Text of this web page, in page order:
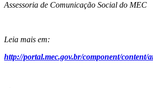
Assessoria de Comunicação Social do MEC
Leia mais em:
http://portal.mec.gov.br/component/content/